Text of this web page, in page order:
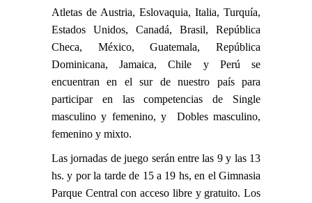
Atletas de Austria, Eslovaquia, Italia, Turquía,
Estados Unidos, Canadá, Brasil, República
Checa, México, Guatemala, República
Dominicana, Jamaica, Chile y Perú se
encuentran en el sur de nuestro país para
participar en las competencias de Single
masculino y femenino, y Dobles masculino,
femenino y mixto.
Las jornadas de juego serán entre las 9 y las 13
hs. y por la tarde de 15 a 19 hs, en el Gimnasia
Parque Central con acceso libre y gratuito. Los